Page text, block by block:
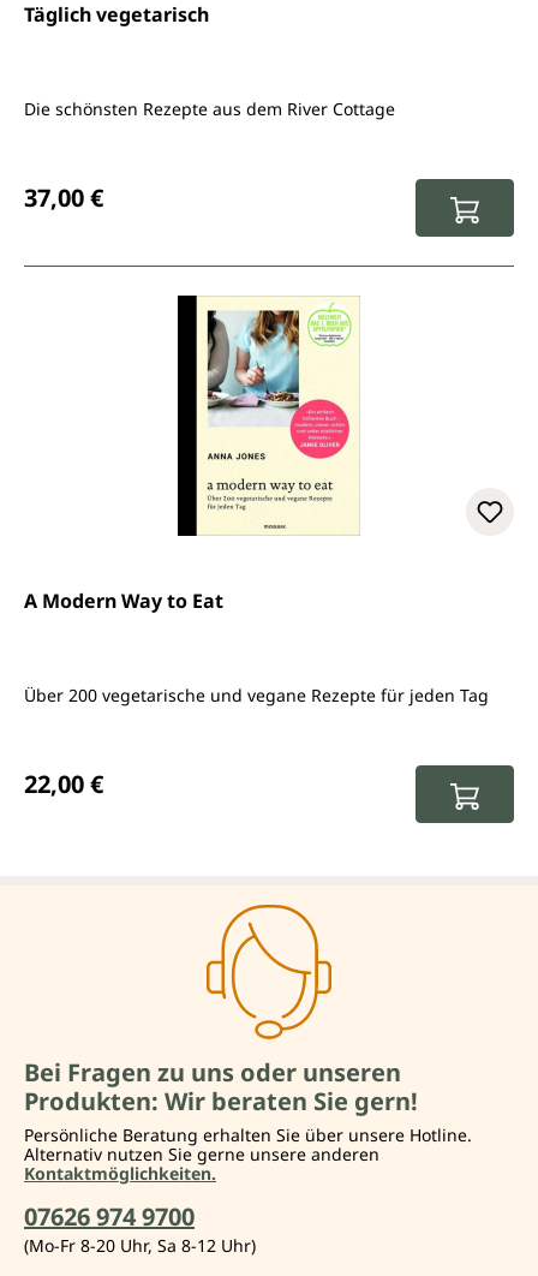
Täglich vegetarisch
Die schönsten Rezepte aus dem River Cottage
37,00 €
A Modern Way to Eat
Über 200 vegetarische und vegane Rezepte für jeden Tag
22,00 €
Bei Fragen zu uns oder unseren
Produkten: Wir beraten Sie gern!
Persönliche Beratung erhalten Sie über unsere Hotline.
Alternativ nutzen Sie gerne unsere anderen
Kontaktmöglichkeiten.
07626 974 9700
(Mo-Fr 8-20 Uhr, Sa 8-12 Uhr)